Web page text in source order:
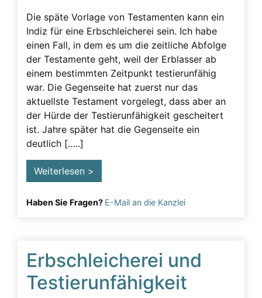
Die späte Vorlage von Testamenten kann ein
Indiz für eine Erbschleicherei sein. Ich habe
einen Fall, in dem es um die zeitliche Abfolge
der Testamente geht, weil der Erblasser ab
einem bestimmten Zeitpunkt testierunfähig
war. Die Gegenseite hat zuerst nur das
aktuellste Testament vorgelegt, dass aber an
der Hürde der Testierunfähigkeit gescheitert
ist. Jahre später hat die Gegenseite ein
deutlich […..]
Weiterlesen >
Haben Sie Fragen? E-Mail an die Kanzlei
Erbschleicherei und
Testierunfähigkeit
Beeinflussung – unzulässig
Beeinflussung – Unzulässige – Alarmsignale
Beeinflussung unzulässig
Besuchsverbot
Betreuung
Demenz
Detektiv
Erbscheicherei aus dem sozialen Bereich des
Erbschleicher
Erbschleicherei
Erbschleicherfall
Erbschleichervideos